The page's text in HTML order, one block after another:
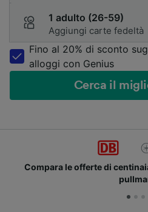
1 adulto (26-59)
Aggiungi carte fedeltà
Fino al 20% di sconto
alloggi con Genius
Cerca il
Compara le offerte di